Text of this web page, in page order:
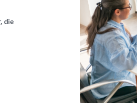
die